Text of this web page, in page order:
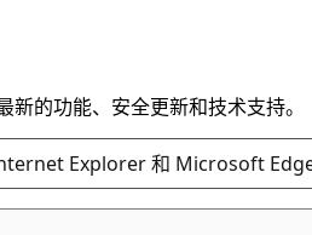
的功能、安全更新和技术支持。
Explorer 和 Microsoft